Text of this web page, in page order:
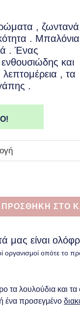
range:
€40.00
through
€80.00
, ζωντανά
. Μπαλόνια
. Ένας
και
λεπτομέρεια , τα
.
ΠΡΟΣΘΗΚΗ ΣΤΟ
μας είναι
οργανισμοί οπότε το
τα λουλούδια και τα
ή ένα προσεγμένο